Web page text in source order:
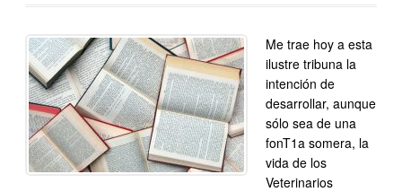
Me trae hoy a esta
ilustre tribuna la
intención de
desarrollar, aunque
sólo sea de una
fonT1a somera, la
vida de los
Veterinarios